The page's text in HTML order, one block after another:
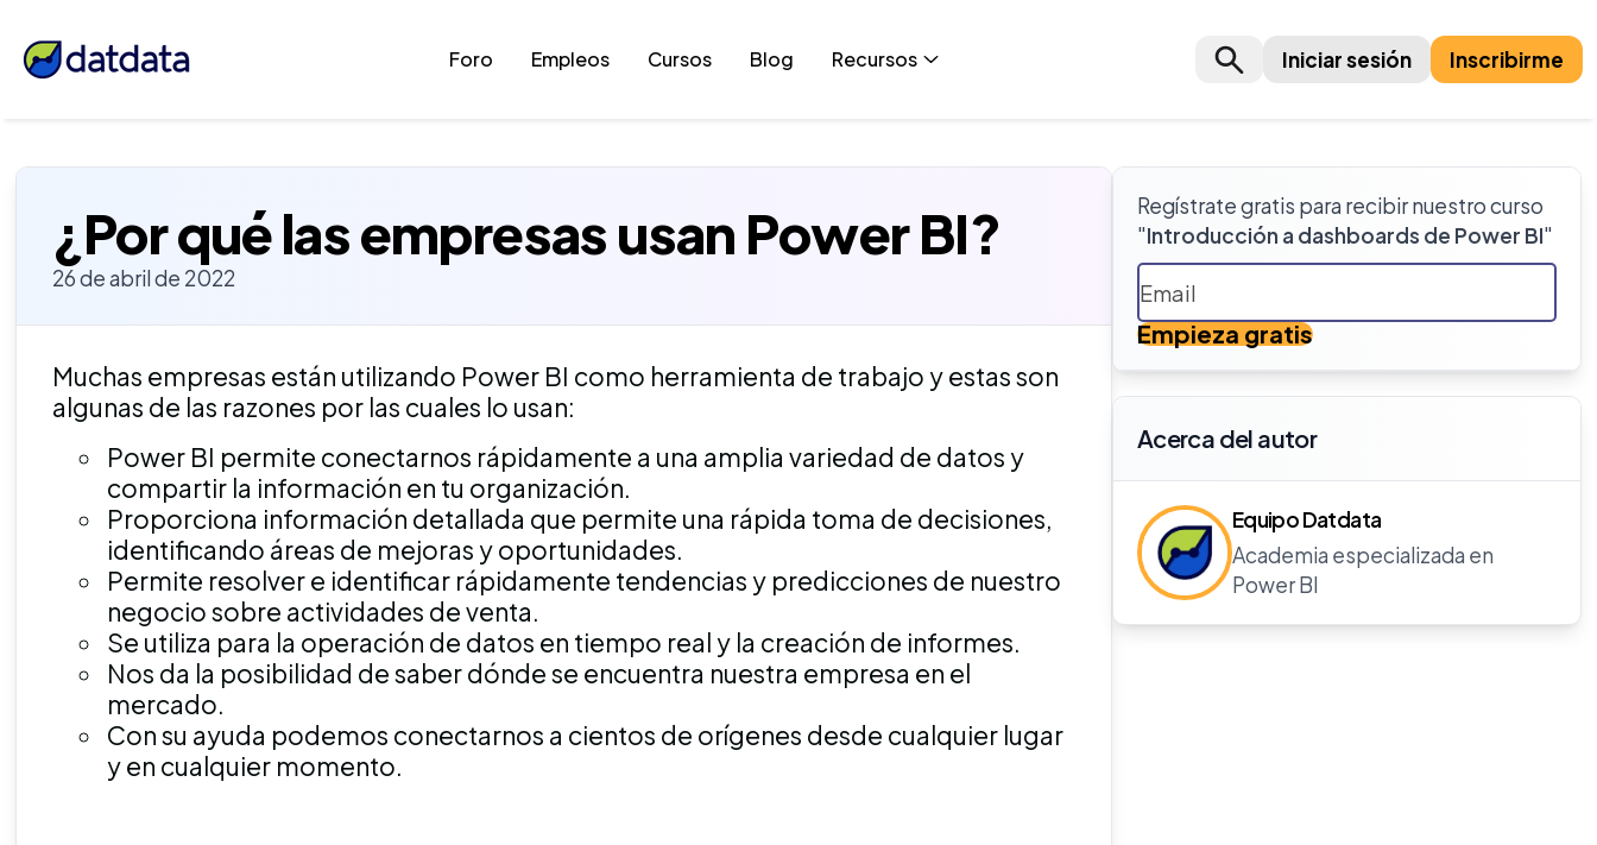
Foro Empleos Cursos Blog Recursos Iniciar sesión Inscribirme
¿Por qué las empresas usan Power BI?
26 de abril de 2022
Muchas empresas están utilizando Power BI como herramienta de trabajo y estas son
algunas de las razones por las cuales lo usan:
Power BI permite conectarnos rápidamente a una amplia variedad de datos y
compartir la información en tu organización.
Proporciona información detallada que permite una rápida toma de decisiones,
identificando áreas de mejoras y oportunidades.
Permite resolver e identificar rápidamente tendencias y predicciones de nuestro
negocio sobre actividades de venta.
Se utiliza para la operación de datos en tiempo real y la creación de informes.
Nos da la posibilidad de saber dónde se encuentra nuestra empresa en el
mercado.
Con su ayuda podemos conectarnos a cientos de orígenes desde cualquier lugar
y en cualquier momento.
Regístrate gratis para recibir nuestro curso
"Introducción a dashboards de Power BI"
Empieza gratis
Acerca del autor
Equipo Datdata
Academia especializada en
Power BI